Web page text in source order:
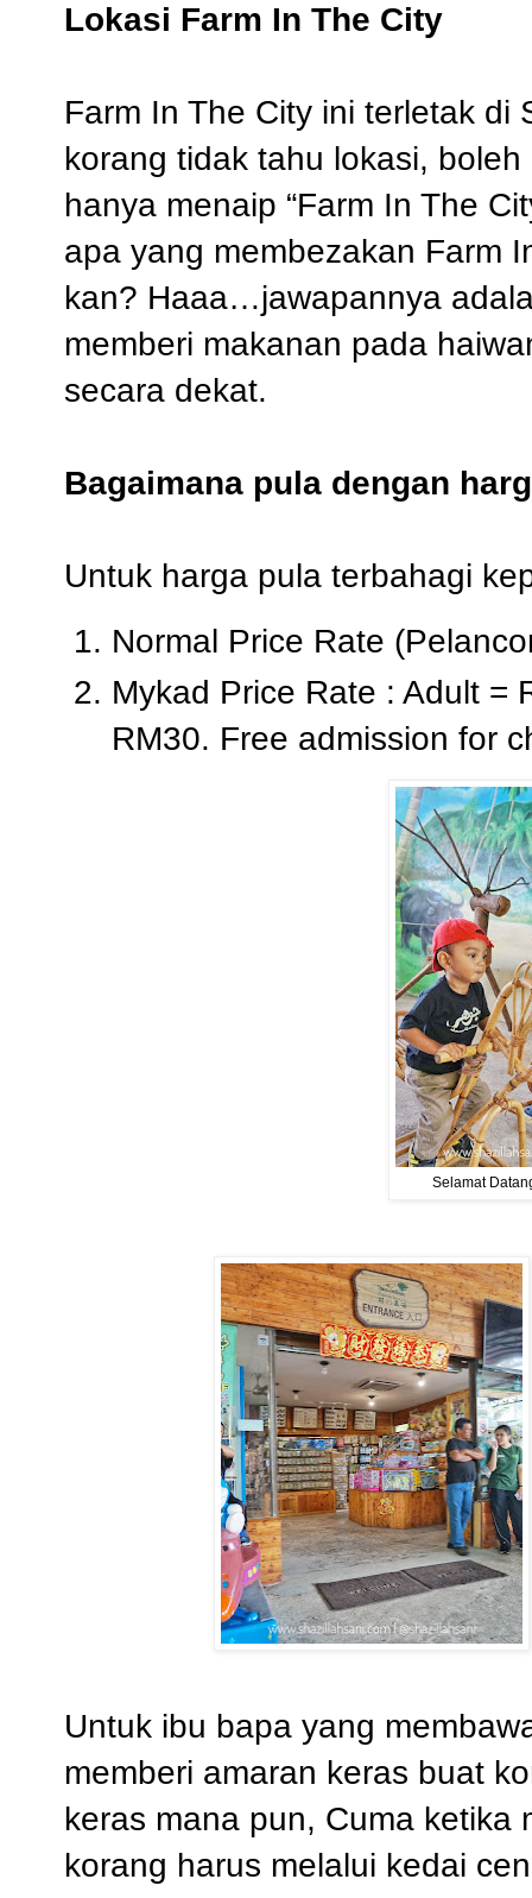
Lokasi Farm In The City
Farm In The City ini terletak di
korang tidak tahu lokasi,
hanya menaip “Farm In The
apa yang membezakan Farm
kan? Haaa…jawapannya
memberi makanan pada
secara dekat.
Bagaimana pula dengan
Untuk harga pula terbahagi
Normal Price Rate
Mykad Price Rate : Adult =
RM30. Free admission for
Selamat
Untuk ibu bapa yang
memberi amaran keras buat
keras mana pun, Cuma ketika
korang harus melalui kedai